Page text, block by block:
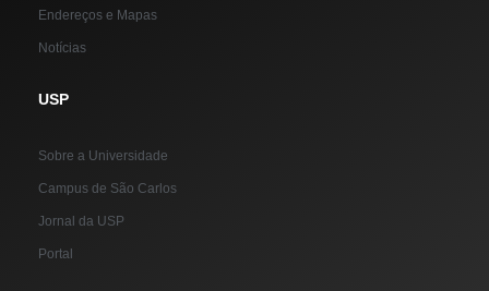
Endereços e Mapas
Notícias
USP
Sobre a Universidade
Campus de São Carlos
Jornal da USP
Portal